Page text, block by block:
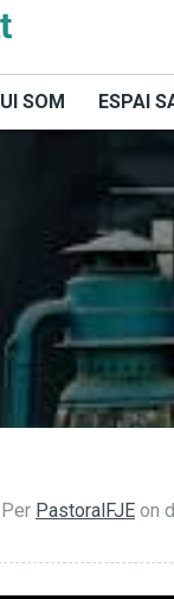
SOM ESPAI
Per PastoralFJE on